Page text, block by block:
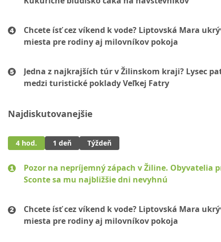
Chcete ísť cez víkend k vode? Liptovská Mara
miesta pre rodiny aj milovníkov pokoja
Jedna z najkrajších túr v Žilinskom kraji? Lysec
medzi turistické poklady Veľkej Fatry
Najdiskutovanejšie
4 hod. 1 deň Týždeň
Pozor na nepríjemný zápach v Žiline. Obyvatelia
Sconte sa mu najbližšie dni nevyhnú
Chcete ísť cez víkend k vode? Liptovská Mara
miesta pre rodiny aj milovníkov pokoja